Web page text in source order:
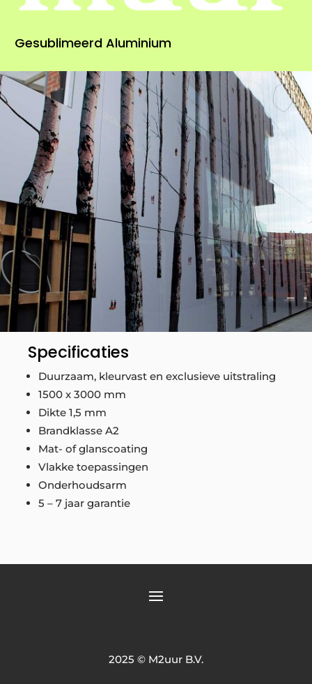
Gesublimeerd Aluminium
Specificaties
Duurzaam, kleurvast en exclusieve uitstraling
1500 x 3000 mm
Dikte 1,5 mm
Brandklasse A2
Mat- of glanscoating
Vlakke toepassingen
Onderhoudsarm
5 – 7 jaar garantie
2025 © M2uur B.V.